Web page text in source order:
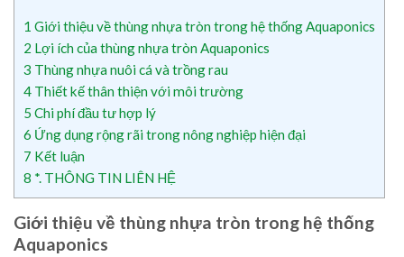
1 Giới thiệu về thùng nhựa tròn trong hệ thống Aquaponics
2 Lợi ích của thùng nhựa tròn Aquaponics
3 Thùng nhựa nuôi cá và trồng rau
4 Thiết kế thân thiện với môi trường
5 Chi phí đầu tư hợp lý
6 Ứng dụng rộng rãi trong nông nghiệp hiện đại
7 Kết luận
8 *. THÔNG TIN LIÊN HỆ
Giới thiệu về thùng nhựa tròn trong hệ thống
Aquaponics